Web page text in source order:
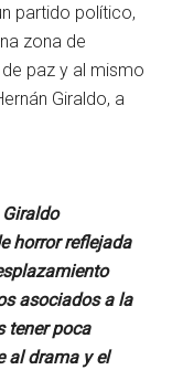
partido político,
zona de
paz y al mismo
Giraldo, a
horror reflejada
asociados a la
tener poca
al drama y el